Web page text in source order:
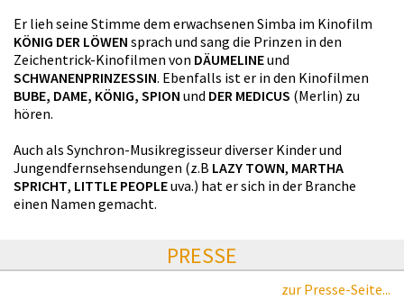
Er lieh seine Stimme dem erwachsenen Simba im Kinofilm
KÖNIG DER LÖWEN sprach und sang die Prinzen in den
Zeichentrick-Kinofilmen von DÄUMELINEund
SCHWANENPRINZESSIN. Ebenfalls ist er in den Kinofilmen
BUBE, DAME, KÖNIG, SPION und DER MEDICUS (Merlin) zu
hören.
Auch als Synchron-Musikregisseur diverser Kinder und
Jungendfernsehsendungen (z.B LAZY TOWN, MARTHA
SPRICHT, LITTLE PEOPLEuva.) hat er sich in der Branche
einen Namen gemacht.
PRESSE
zur Presse-Seite...